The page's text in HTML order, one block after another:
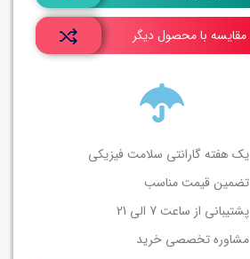
مقایسه با محصول دیگر
یک هفته گارانتی سلامت فیزیکی
تضمین قیمت مناسب
پشتیبانی از ساعت 7 الی 21
مشاوره تخصصی خرید